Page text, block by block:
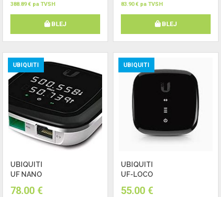
388.89 € pa TVSH
BLEJ
83.90 € pa TVSH
BLEJ
UBIQUITI
UBIQUITI
UF NANO
78.00 €
UBIQUITI
UBIQUITI
UF-LOCO
55.00 €